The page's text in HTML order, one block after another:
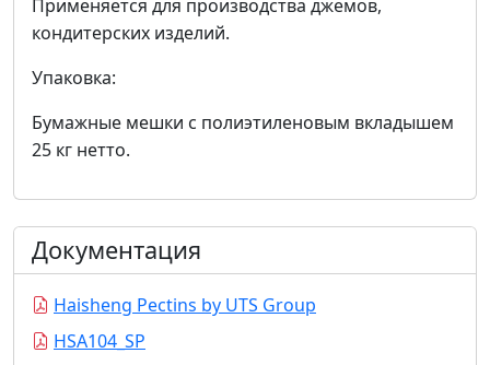
Применяется для производства джемов,
кондитерских изделий.
Упаковка:
Бумажные мешки с полиэтиленовым вкладышем
25 кг нетто.
Документация
Haisheng Pectins by UTS Group
HSA104_SP